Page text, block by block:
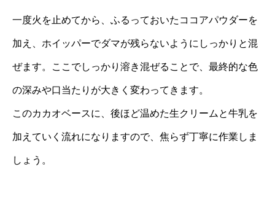
一度火を止めてから、ふるっておいたココアパウダーを
加え、ホイッパーでダマが残らないようにしっかりと混
ぜます。ここでしっかり溶き混ぜることで、最終的な色
の深みや口当たりが大きく変わってきます。
このカカオベースに、後ほど温めた生クリームと牛乳を
加えていく流れになりますので、焦らず丁寧に作業しま
しょう。